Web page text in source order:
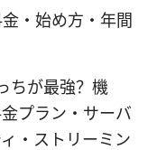
・始め方・年間
ちが最強？機
プラン・サーバ
・ストリーミン